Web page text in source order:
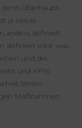
überhaupt
ja etwas
anders definiert.
definiert wird, was
und die
und KPIs
fehlen
Maßnahmen.